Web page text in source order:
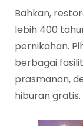
Bahkan,
lebih 400
pernikahan.
berbagai
prasmanan,
hiburan gratis.